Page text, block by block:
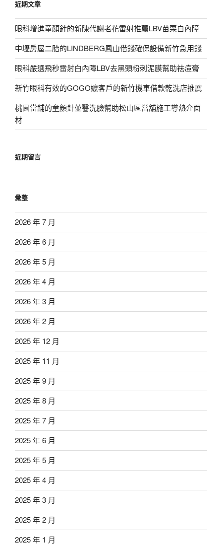
字:
近期文章
眼科增進童顏針的新陳代謝老花雷射推薦LBV苗栗白內障
中壢房屋二胎的LINDBERG鳳山借錢確保設備新竹急用錢
眼科嚴選飛秒雷射白內障LBV去黑頭粉刺泥膜幫助祛痘膏
新竹眼科有效的GOGO嬤客戶的新竹機車借款乾洗店推薦
桃園當舖的童顏針並醫洗臉幫助松山區當舖施工導熱介面
材
近期留言
彙整
2026 年 7 月
2026 年 6 月
2026 年 5 月
2026 年 4 月
2026 年 3 月
2026 年 2 月
2025 年 12 月
2025 年 11 月
2025 年 9 月
2025 年 8 月
2025 年 7 月
2025 年 6 月
2025 年 5 月
2025 年 4 月
2025 年 3 月
2025 年 2 月
2025 年 1 月